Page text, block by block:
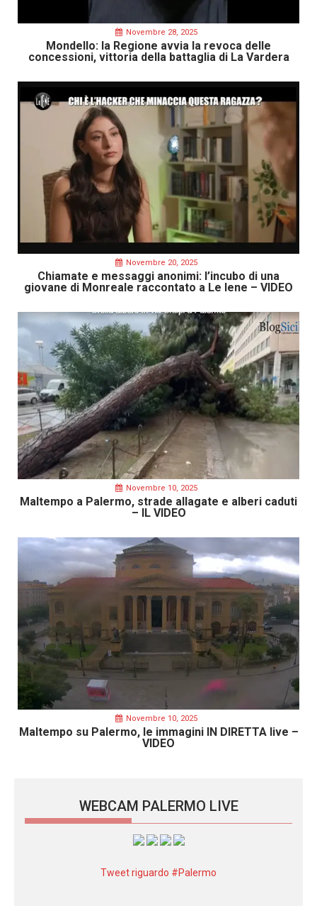
Novembre 28, 2025
Mondello: la Regione avvia la revoca delle
concessioni, vittoria della battaglia di La Vardera
Novembre 20, 2025
Chiamate e messaggi anonimi: l’incubo di una
giovane di Monreale raccontato a Le Iene – VIDEO
Novembre 10, 2025
Maltempo a Palermo, strade allagate e alberi caduti
– IL VIDEO
Novembre 10, 2025
Maltempo su Palermo, le immagini IN DIRETTA live –
VIDEO
WEBCAM PALERMO LIVE
Tweet riguardo #Palermo